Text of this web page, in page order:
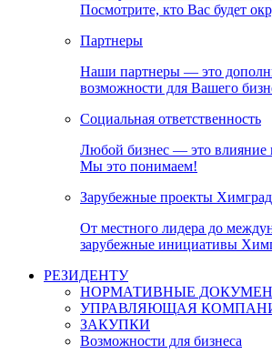
Посмотрите, кто Вас будет
Партнеры
Наши партнеры — это
возможности для Вашего
Социальная ответственность
Любой бизнес — это влияние
Мы это понимаем!
Зарубежные проекты
От местного лидера до
зарубежные инициативы
РЕЗИДЕНТУ
НОРМАТИВНЫЕ
УПРАВЛЯЮЩАЯ
ЗАКУПКИ
Возможности для бизнеса